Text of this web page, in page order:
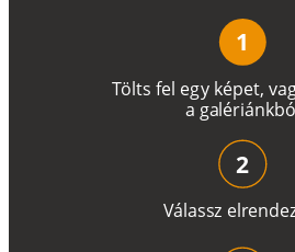
Tölts fel egy képet, va
a galériánkbó
1
Válassz elrende
2